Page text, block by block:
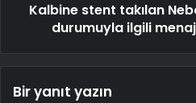
Kalbine stent takılan
durumuyla ilgili
Bir yanıt yazın